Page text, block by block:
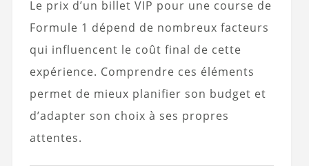
Le prix d’un billet VIP pour une course de
Formule 1 dépend de nombreux facteurs
qui influencent le coût final de cette
expérience. Comprendre ces éléments
permet de mieux planifier son budget et
d’adapter son choix à ses propres
attentes.